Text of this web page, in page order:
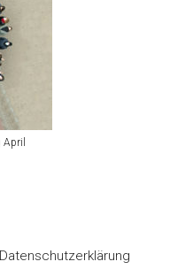
Datenschutzerklärung